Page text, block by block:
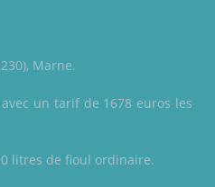
Marne.
avec un tarif de 1678 euros les
litres de fioul ordinaire.